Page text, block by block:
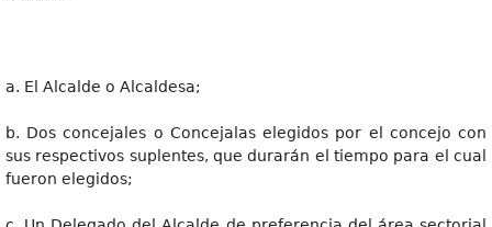
a. El Alcalde o Alcaldesa;
b. Dos concejales o Concejalas elegidos por el concejo con
sus respectivos suplentes, que durarán el tiempo para el cual
fueron elegidos;